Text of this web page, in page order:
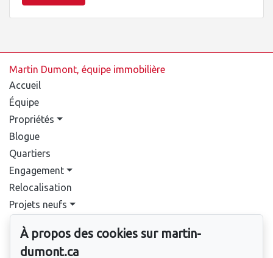
Martin Dumont, équipe immobilière
Accueil
Équipe
Propriétés
Blogue
Quartiers
Engagement
Relocalisation
Projets neufs
Pour nous joindre
À propos des cookies sur martin-
dumont.ca